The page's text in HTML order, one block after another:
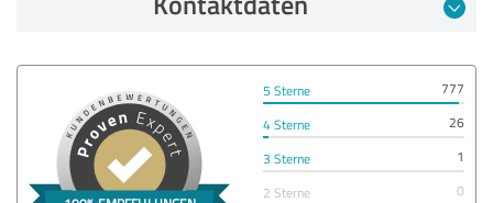
5 Sterne
777
4 Sterne
26
3 Sterne
1
2 Sterne
0